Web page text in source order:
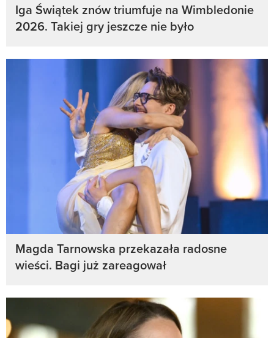
Iga Świątek znów triumfuje na Wimbledonie
2026. Takiej gry jeszcze nie było
Magda Tarnowska przekazała radosne
wieści. Bagi już zareagował